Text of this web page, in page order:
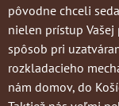
pôvodne chceli
nielen prístup Vašej
spôsob pri
rozkladacieho
nám domov, do